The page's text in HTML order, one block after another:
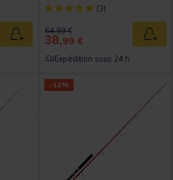
Customer Rating
Ajouter au panier
[object Object] out of 5
(3)
Price reduced from
64,99 €to
38,99 €
Expédition sous 24 h
-12%